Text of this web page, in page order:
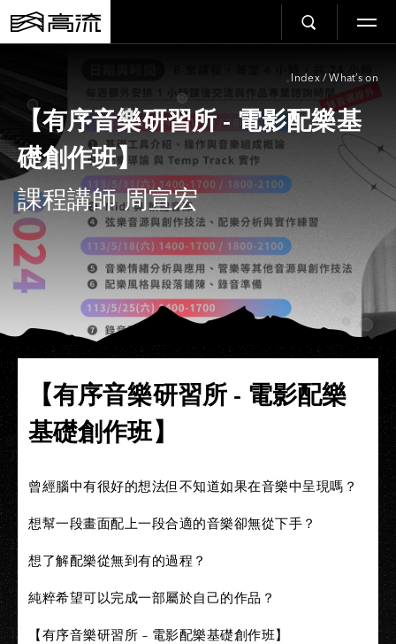
Index / What’s on
【有序音樂研習所 - 電影配樂基
礎創作班】
課程講師 周宣宏
【有序音樂研習所 - 電影配樂
基礎創作班】
曾經腦中有很好的想法但不知道如果在音樂中呈現嗎？
想幫一段畫面配上一段合適的音樂卻無從下手？
想了解配樂從無到有的過程？
純粹希望可以完成一部屬於自己的作品？
【有序音樂研習所 – 電影配樂基礎創作班】